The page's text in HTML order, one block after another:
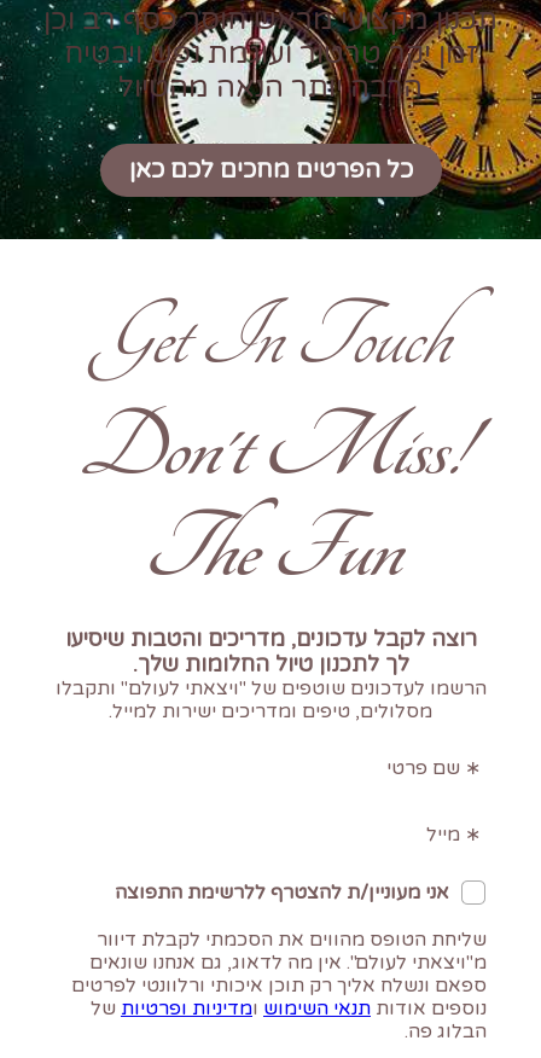
תכנון מקצועי מראש חוסך כסף רב וכן
זמן יקר טרטור ועוגמת נפש ויבטיח
הרבה יותר הנאה מהטיול
כל הפרטים מחכים לכם כאן
Get In Touch
!Don't Miss
The Fun